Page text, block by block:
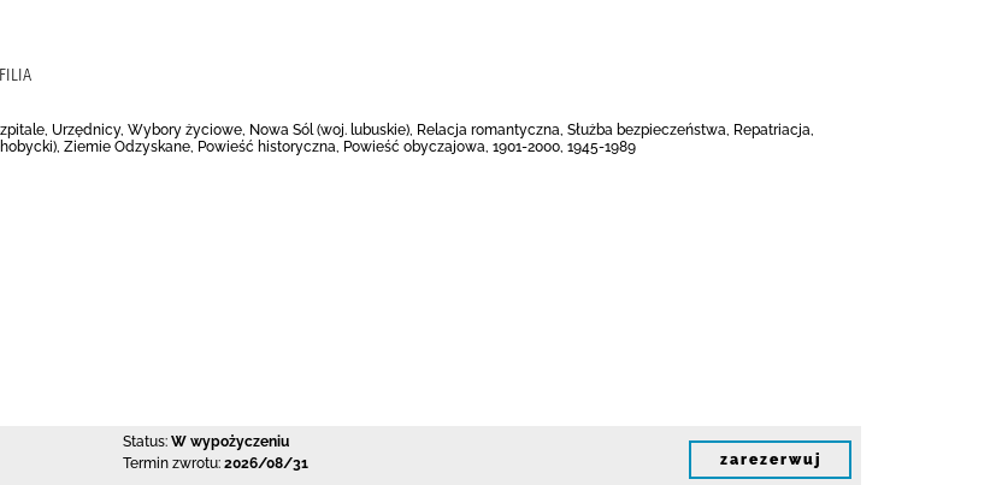
Urzędnicy, Wybory życiowe, Nowa Sól (woj. lubuskie), Relacja romantyczna, Służba bezpieczeństwa, Repatriacja,
Ziemie Odzyskane, Powieść historyczna, Powieść obyczajowa, 1901-2000, 1945-1989
Status: W wypożyczeniu
Termin zwrotu: 2026/08/31 zarezerwuj